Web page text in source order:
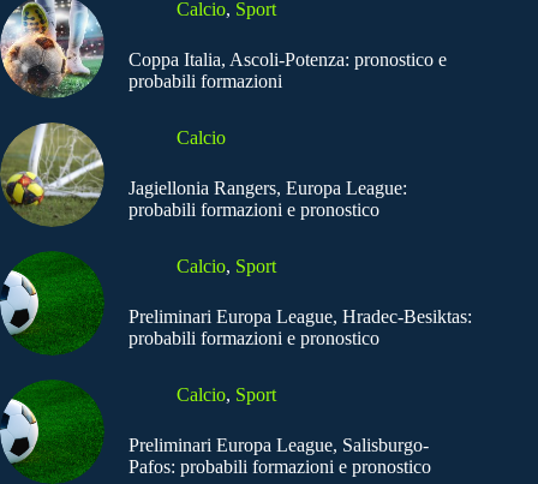
Calcio, Sport
Coppa Italia, Ascoli-Potenza: pronostico e
probabili formazioni
Calcio
Jagiellonia Rangers, Europa League:
probabili formazioni e pronostico
Calcio, Sport
Preliminari Europa League, Hradec-Besiktas:
probabili formazioni e pronostico
Calcio, Sport
Preliminari Europa League, Salisburgo-
Pafos: probabili formazioni e pronostico